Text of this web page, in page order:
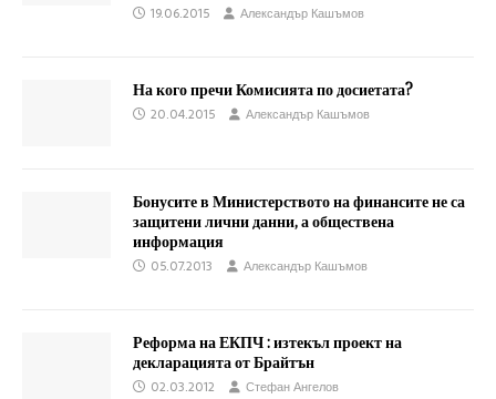
19.06.2015 Александър Кашъмов
На кого пречи Комисията по досиетата?
20.04.2015 Александър Кашъмов
Бонусите в Министерството на финансите не са
защитени лични данни, а обществена
информация
05.07.2013 Александър Кашъмов
Реформа на ЕКПЧ : изтекъл проект на
декларацията от Брайтън
02.03.2012 Стефан Ангелов